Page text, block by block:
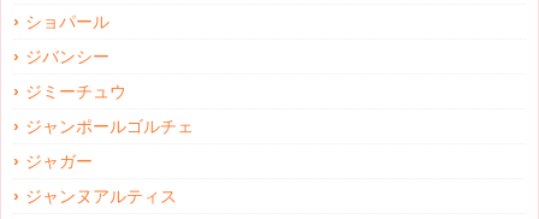
ショパール
ジバンシー
ジミーチュウ
ジャンポールゴルチェ
ジャガー
ジャンヌアルティス